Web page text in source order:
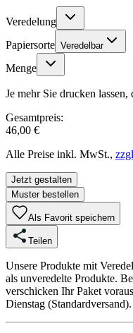
Veredelung
Papiersorte Veredelbar
Menge
Je mehr Sie drucken
Gesamtpreis:
46,00 €
Alle Preise inkl. MwSt.,
Jetzt gestalten
Muster bestellen
Als Favorit speichern
Teilen
Unsere Produkte mit
als unveredelte Produkte.
verschicken Ihr Paket
Dienstag (Standardversand).